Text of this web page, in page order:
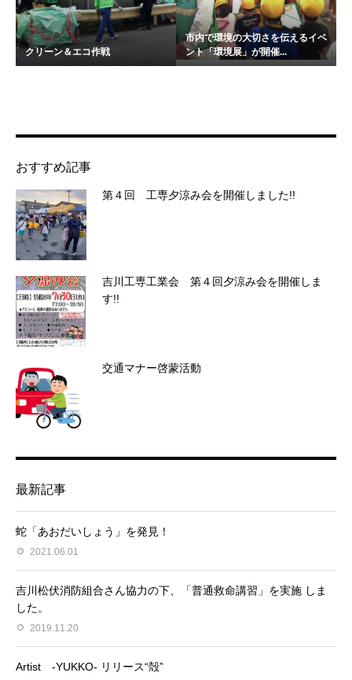
クリーン＆エコ作戦
市内で環境の大切さを伝えるイベ
ント「環境展」が開催...
おすすめ記事
第４回 工専夕涼み会を開催しました!!
吉川工専工業会 第４回夕涼み会を開催しま
す!!
交通マナー啓蒙活動
最新記事
蛇「あおだいしょう」を発見！
2021.06.01
吉川松伏消防組合さん協力の下、「普通救命講習」を実施 しま
した。
2019.11.20
Artist -YUKKO- リリース“殻”